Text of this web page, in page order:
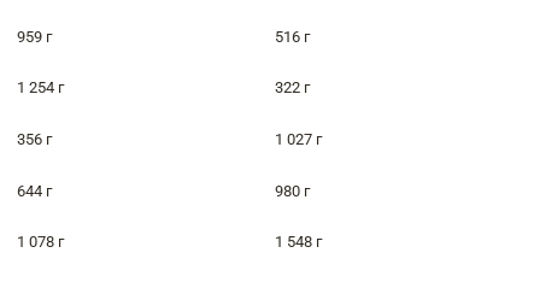
959 г 516 г
1 254 г 322 г
356 г 1 027 г
644 г 980 г
1 078 г 1 548 г